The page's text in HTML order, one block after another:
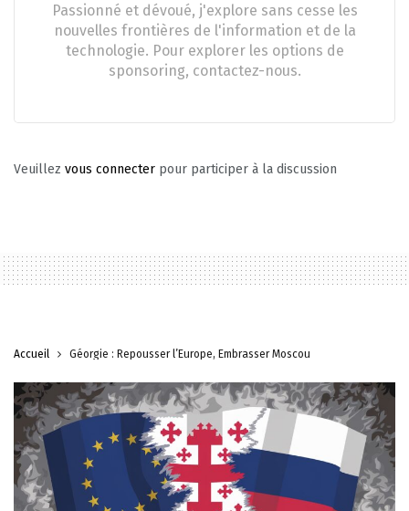
Passionné et dévoué, j'explore sans cesse les
nouvelles frontières de l'information et de la
technologie. Pour explorer les options de
sponsoring, contactez-nous.
Veuillez vous connecter pour participer à la discussion
Accueil Géorgie : Repousser l’Europe, Embrasser Moscou